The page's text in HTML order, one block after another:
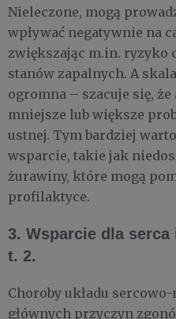
Nieleczone, mogą
wpływać negatywnie na
zwiększając m.in. ryzyko
stanów zapalnych. A
ogromna – szacuje się,
mniejsze lub większe
ustnej. Tym bardziej
wsparcie, takie jak
żurawiny, które mogą
profilaktyce.
3. Wsparcie dla
t. 2.
Choroby układu
głównych przyczyn